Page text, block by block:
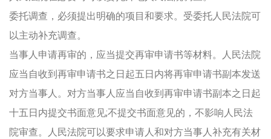
委托调查，必须提出明确的项目和要求。受委托人民法院可
以主动补充调查。
当事人申请再审的，应当提交再审申请书等材料。人民法院
应当自收到再审申请书之日起五日内将再审申请书副本发送
对方当事人。对方当事人应当自收到再审申请书副本之日起
十五日内提交书面意见;不提交书面意见的，不影响人民法
院审查。人民法院可以要求申请人和对方当事人补充有关材